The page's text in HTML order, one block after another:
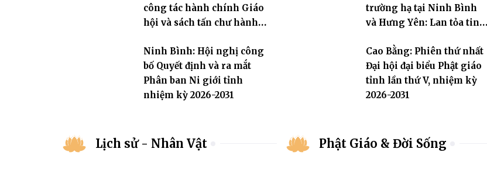
công tác hành chính Giáo
hội và sách tấn chư hành
Phân ban Ni giới tỉnh
trường hạ tại Ninh Bình
và Hưng Yên: Lan tỏa tinh
Ninh Bình: Hội nghị công
bố Quyết định và ra mắt
Phân ban Ni giới tỉnh
nhiệm kỳ 2026-2031
Cao Bằng: Phiên thứ nhất
Đại hội đại biểu Phật giáo
tỉnh lần thứ V, nhiệm kỳ
2026-2031
Lịch sử - Nhân Vật Phật Giáo & Đời Sống